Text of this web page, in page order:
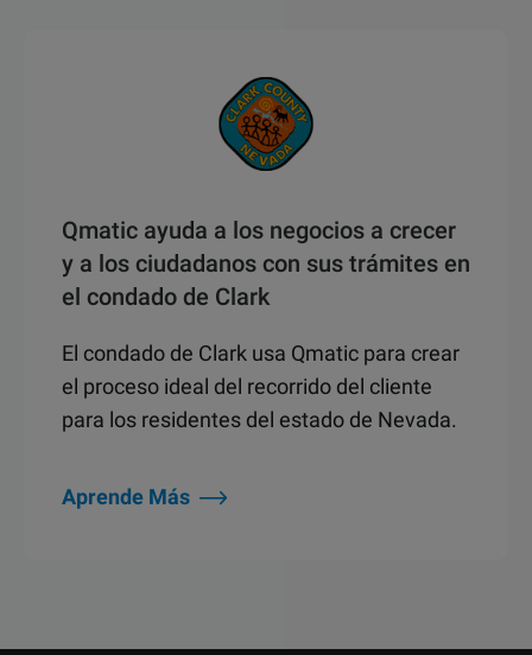
Qmatic ayuda a los negocios a crecer
y a los ciudadanos con sus trámites en
el condado de Clark
El condado de Clark usa Qmatic para crear
el proceso ideal del recorrido del cliente
para los residentes del estado de Nevada.
Aprende Más